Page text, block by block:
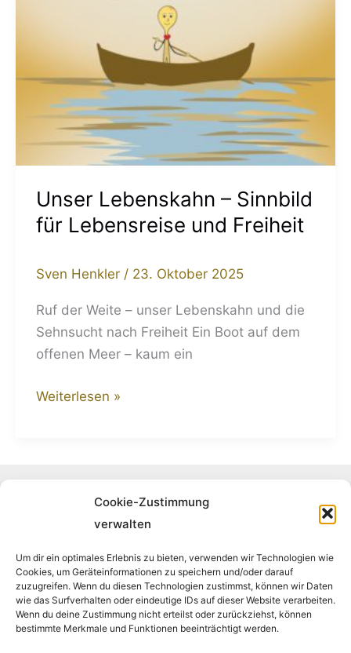
Cookie-Zustimmung
verwalten
Um dir ein optimales Erlebnis zu bieten, verwenden wir Technologien wie
Cookies, um Geräteinformationen zu speichern und/oder darauf
zuzugreifen. Wenn du diesen Technologien zustimmst, können wir Daten
wie das Surfverhalten oder eindeutige IDs auf dieser Website verarbeiten.
Wenn du deine Zustimmung nicht erteilst oder zurückziehst, können
bestimmte Merkmale und Funktionen beeinträchtigt werden.
Unser Lebenskahn – Sinnbild
für Lebensreise und Freiheit
Sven Henkler / 23. Oktober 2025
Ruf der Weite – unser Lebenskahn und die
Sehnsucht nach Freiheit Ein Boot auf dem
offenen Meer – kaum ein
Weiterlesen »
Folge uns auf Facebook